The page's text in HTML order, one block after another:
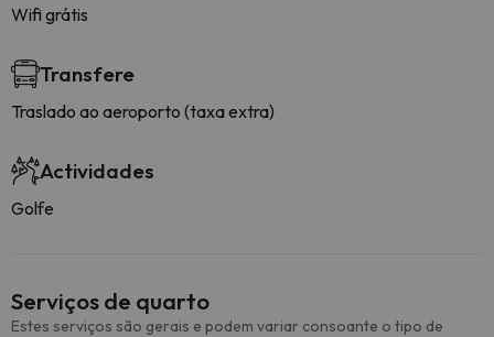
Wifi grátis
Transfere
Traslado ao aeroporto (taxa extra)
Actividades
Golfe
Serviços de quarto
Estes serviços são gerais e podem variar consoante o tipo de